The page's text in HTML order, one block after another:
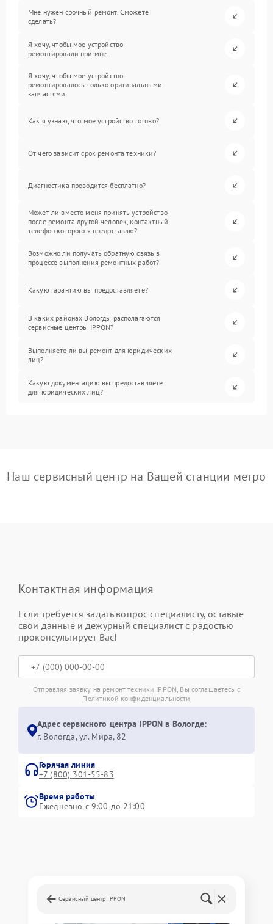
Мне нужен срочный ремонт. Сможете
сделать?
Я хочу, чтобы мое устройство
ремонтировали при мне.
Я хочу, чтобы мое устройство
ремонтировалось только оригинальными
запчастями.
Как я узнаю, что мое устройство готово?
От чего зависит срок ремонта техники?
Диагностика проводится бесплатно?
Может ли вместо меня принять устройство
после ремонта другой человек, контактный
телефон которого я предоставлю?
Возможно ли получать обратную связь в
процессе выполнения ремонтных работ?
Какую гарантию вы предоставляете?
В каких районах Вологды располагаются
сервисные центры IPPON?
Выполняете ли вы ремонт для юридических
лиц?
Какую документацию вы предоставляете
для юридических лиц?
Наш сервисный центр на Вашей станции метро
Контактная информация
Если требуется задать вопрос специалисту, оставьте
свои данные и дежурный специалист с радостью
проконсультирует Вас!
Отправляя заявку на ремонт техники IPPON, Вы соглашаетесь с
Политикой конфиденциальности
Адрес сервисного центра IPPON в Вологде:
г. Вологда, ул. Мира, 82
Горячая линия
+7 (800) 301-55-83
Время работы
Ежедневно с 9:00 до 21:00
Сервисный центр IPPON